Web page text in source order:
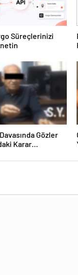
Süreçlerinizi
Gözler
Karar